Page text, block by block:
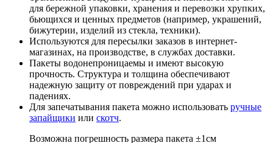
для бережной упаковки, хранения и перевозки хрупких,
бьющихся и ценных предметов (например, украшений,
бижутерии, изделий из стекла, техники).
Используются для пересылки заказов в интернет-
магазинах, на производстве, в службах доставки.
Пакеты водонепроницаемы и имеют высокую
прочность. Структура и толщина обеспечивают
надежную защиту от повреждений при ударах и
падениях.
Для запечатывания пакета можно использовать ручные
запайщики или скотч.
Возможна погрешность размера пакета ±1см